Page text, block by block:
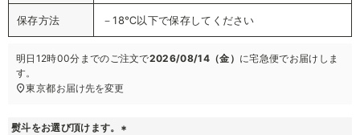
保存方法 －18℃以下で保存してください
明日 12時00分 までのご注文で2026/08/14（金） に宅急便でお届けしま
す。
東京都お届け先を変更
熨斗をお選び頂けます。